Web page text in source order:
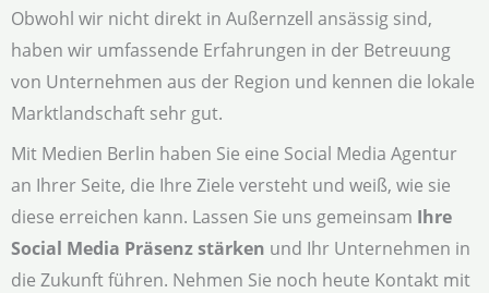
Obwohl wir nicht direkt in Außernzell ansässig sind,
haben wir umfassende Erfahrungen in der Betreuung
von Unternehmen aus der Region und kennen die lokale
Marktlandschaft sehr gut.
Mit Medien Berlin haben Sie eine Social Media Agentur
an Ihrer Seite, die Ihre Ziele versteht und weiß, wie sie
diese erreichen kann. Lassen Sie uns gemeinsam Ihre
Social Media Präsenz stärken und Ihr Unternehmen in
die Zukunft führen. Nehmen Sie noch heute Kontakt mit